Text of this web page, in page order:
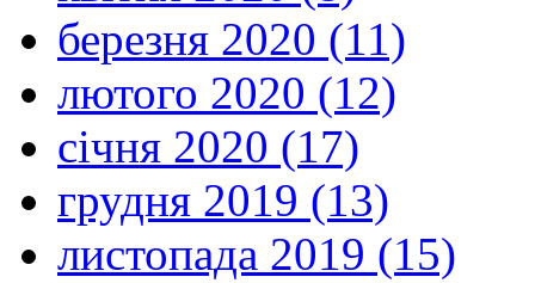
березня 2020 (11)
лютого 2020 (12)
січня 2020 (17)
грудня 2019 (13)
листопада 2019 (15)